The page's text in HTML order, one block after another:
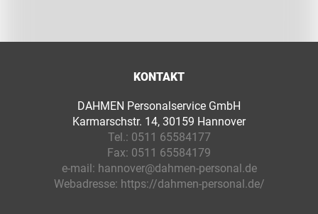
KONTAKT
DAHMEN Personalservice GmbH
Karmarschstr. 14, 30159 Hannover
Tel.: 0511 65584177
Fax: 0511 65584179
e-mail: hannover@dahmen-personal.de
Webadresse: https://dahmen-personal.de/